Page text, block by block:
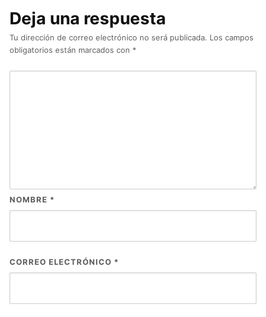
Deja una respuesta
Tu dirección de correo electrónico no será publicada. Los campos
obligatorios están marcados con *
NOMBRE *
CORREO ELECTRÓNICO *